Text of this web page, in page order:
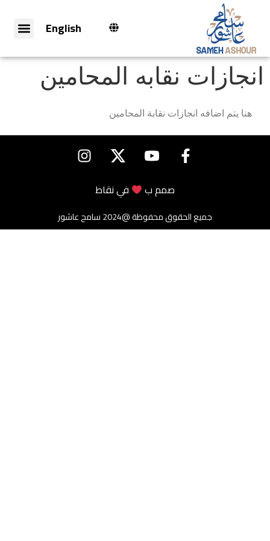
English
انجازات نقابه المحامين
هنا يتم اضافه انجازات نقابة المحامين
جميع الحقوق محفوظة @2024 سامح عاشور
صمم ب فينقاط